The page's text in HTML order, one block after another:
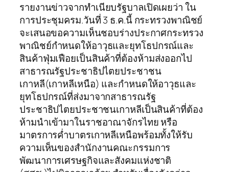
รายงานข่าวจากทำเนียบรัฐบาลเปิดเผยว่า ใน
การประชุมครม.วันที่ 3 ธ.ค.นี้ กระทรวงพาณิชย์
จะเสนอขอความเห็นชอบร่างประกาศกระทรวง
พาณิชย์กำหนดให้อาวุธและยุทโธปกรณ์และ
สินค้าฟุ่มเฟือยเป็นสินค้าที่ต้องห้ามส่งออกไป
สาธารณรัฐประชาธิปไตยประชาชน
เกาหลี(เกาหลีเหนือ) และกำหนดให้อาวุธและ
ยุทโธปกรณ์ที่ส่งมาจากสาธารณรัฐ
ประชาธิปไตยประชาชนเกาหลีเป็นสินค้าที่ต้อง
ห้ามนำเข้ามาในราชอาณาจักรไทย หรือ
มาตรการค่ำบาตรเกาหลีเหนือพร้อมทั้งให้รับ
ความเห็นของสำนักงานคณะกรรมการ
พัฒนาการเศรษฐกิจและสังคมแห่งชาติ